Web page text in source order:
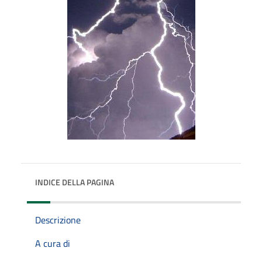
INDICE DELLA PAGINA
Descrizione
A cura di